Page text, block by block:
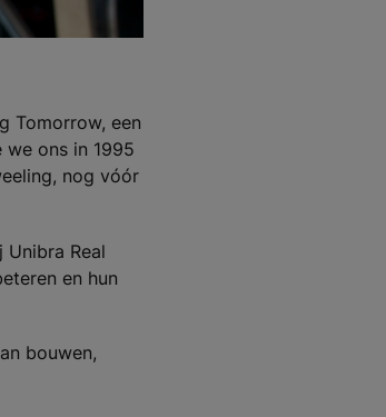
Tomorrow, een
ons in 1995
nog vóór
Real
en hun
bouwen,